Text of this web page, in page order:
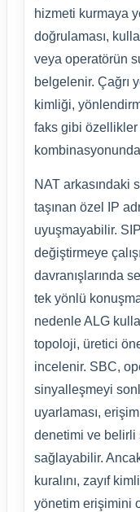
hizmeti kurmaya
doğrulaması,
veya operatörün
belgelenir. Çağrı
kimliği,
faks gibi özellikler
kombinasyonunda
NAT arkasındaki
taşınan özel IP
uyuşmayabilir.
değiştirmeye
davranışlarında
tek yönlü
nedenle ALG
topoloji, üretici
incelenir. SBC,
sinyalleşmeyi
uyarlaması,
denetimi ve belirli
sağlayabilir.
kuralını, zayıf
yönetim erişimini